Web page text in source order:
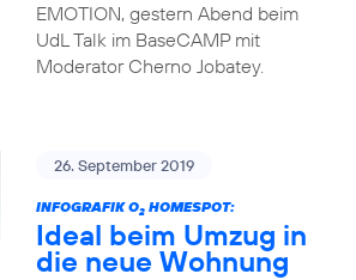
EMOTION, gestern Abend beim
UdL Talk im BaseCAMP mit
Moderator Cherno Jobatey.
26. September 2019
INFOGRAFIK O2HOMESPOT:
Ideal beim Umzug in
die neue Wohnung